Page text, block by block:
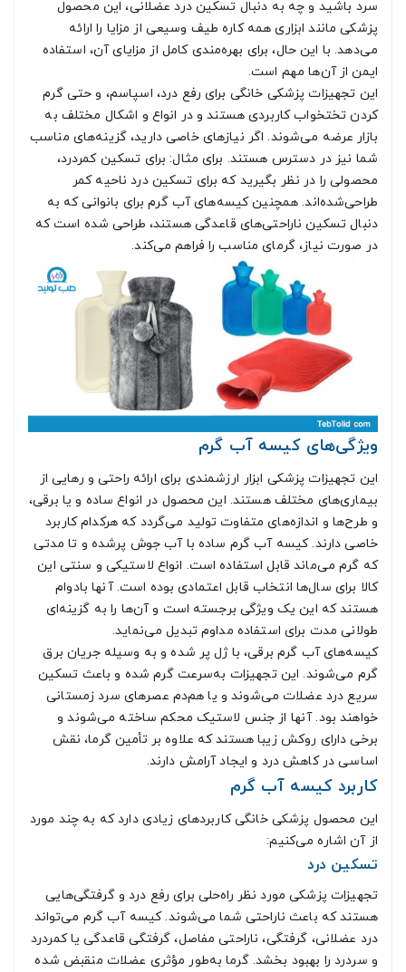
سرد باشید و چه به دنبال تسکین درد عضلانی، این محصول
پزشکی مانند ابزاری همه کاره طیف وسیعی از مزایا را ارائه
می‌دهد. با این حال، برای بهره‌مندی کامل از مزایای آن، استفاده
ایمن از آن‌ها مهم است.
این تجهیزات پزشکی خانگی برای رفع درد، اسپاسم، و حتی گرم
کردن تختخواب کاربردی هستند و در انواع و اشکال مختلف به
بازار عرضه می‌شوند. اگر نیازهای خاصی دارید، گزینه‌های مناسب
شما نیز در دسترس هستند. برای مثال: برای تسکین کمردرد،
محصولی را در نظر بگیرید که برای تسکین درد ناحیه کمر
طراحی‌شده‌اند. همچنین کیسه‌های آب گرم برای بانوانی که به
دنبال تسکین ناراحتی‌های قاعدگی هستند، طراحی ‌شده است که
در صورت نیاز، گرمای مناسب را فراهم می‌کند.
ویژگی‌های کیسه آب گرم
این تجهیزات پزشکی ابزار ارزشمندی برای ارائه راحتی و رهایی از
بیماری‌های مختلف هستند. این محصول در انواع ساده و یا برقی،
و طرح‌ها و اندازه‌های متفاوت تولید می‌گردد که هرکدام کاربرد
خاصی دارند. کیسه آب گرم ساده با آب جوش پرشده و تا مدتی
که گرم می‌ماند قابل استفاده است. انواع لاستیکی و سنتی این
کالا برای سال‌ها انتخاب قابل اعتمادی بوده است. آنها بادوام
هستند که این یک ویژگی برجسته است و آن‌ها را به گزینه‌ای
طولانی مدت برای استفاده مداوم تبدیل می‌نماید.
کیسه‌های آب گرم برقی، با ژل پر شده و به وسیله جریان برق
گرم می‌شوند. این تجهیزات به‌سرعت گرم شده و باعث تسکین
سریع درد عضلات می‌شوند و یا هم‌دم عصرهای سرد زمستانی
خواهند بود. آنها از جنس لاستیک محکم ساخته می‌شوند و
برخی دارای روکش زیبا هستند که علاوه بر تأمین گرما، نقش
اساسی در کاهش درد و ایجاد آرامش دارند.
کاربرد کیسه آب گرم
این محصول پزشکی خانگی کاربردهای زیادی دارد که به چند مورد
از آن اشاره می‌کنیم:
تسکین درد
تجهیزات پزشکی مورد نظر راه‌حلی برای رفع درد و گرفتگی‌هایی
هستند که باعث ناراحتی شما می‌شوند. کیسه آب گرم می‌تواند
درد عضلانی، گرفتگی، ناراحتی مفاصل، گرفتگی قاعدگی یا کمردرد
و سردرد را بهبود بخشد. گرما به‌طور مؤثری عضلات منقبض شده